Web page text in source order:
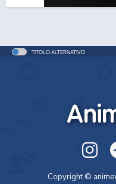
Digimon
Digimon
Digimon
Movie - 2020 - 1h
Digimon
Anime - 2020 - 24
TITOLO ALTERNATIVO
Copyright ©